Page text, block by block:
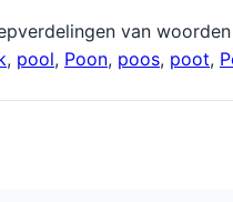
van
, pool, Poon, poos, poot,